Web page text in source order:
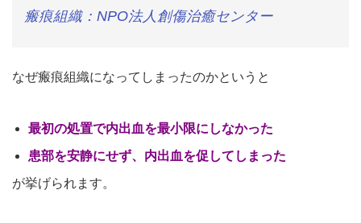
瘢痕組織：NPO法人創傷治癒センター
なぜ瘢痕組織になってしまったのかというと
最初の処置で内出血を最小限にしなかった
患部を安静にせず、内出血を促してしまった
が挙げられます。